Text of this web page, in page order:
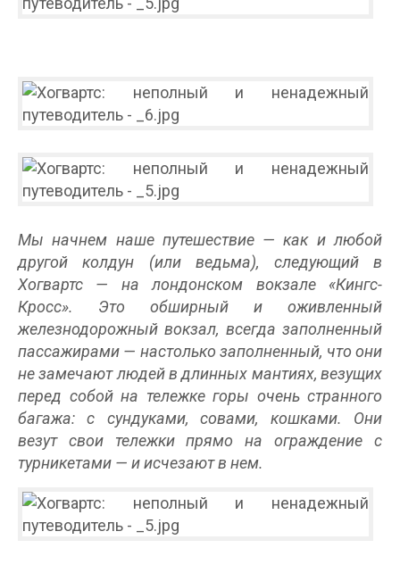
Мы начнем наше путешествие — как и любой
другой колдун (или ведьма), следующий в
Хогвартс — на лондонском вокзале «Кингс-
Кросс». Это обширный и оживленный
железнодорожный вокзал, всегда заполненный
пассажирами — настолько заполненный, что они
не замечают людей в длинных мантиях, везущих
перед собой на тележке горы очень странного
багажа: с сундуками, совами, кошками. Они
везут свои тележки прямо на ограждение с
турникетами — и исчезают в нем.